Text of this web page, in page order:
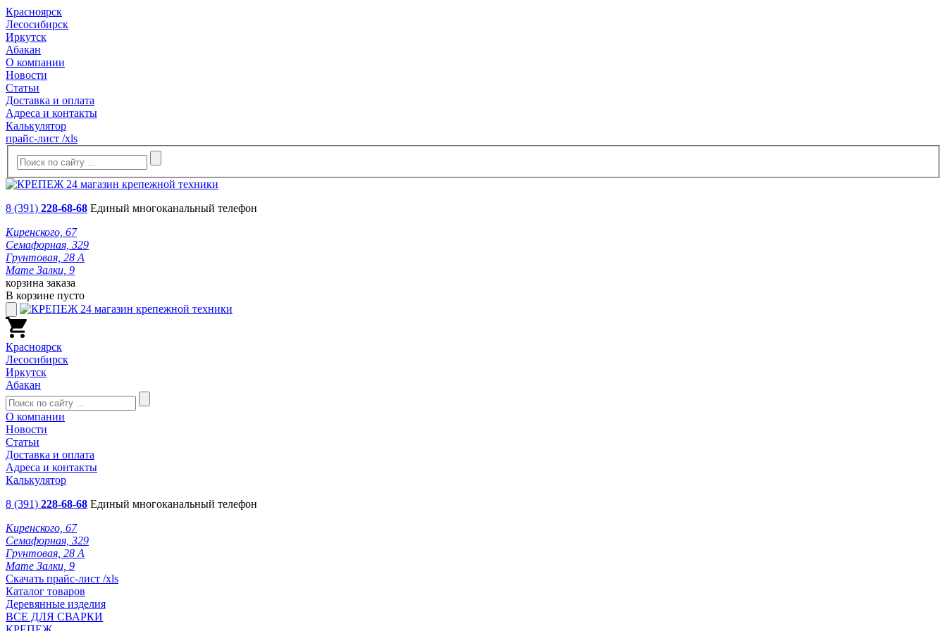
Красноярск
Лесосибирск
Иркутск
Абакан
О компании
Новости
Статьи
Доставка и оплата
Адреса и контакты
Калькулятор
прайс-лист /xls
8 (391) 228-68-68 Единый многоканальный телефон
Киренского, 67
Семафорная, 329
Грунтовая, 28 А
Мате Залки, 9
корзина заказа
В корзине пусто
Красноярск
Лесосибирск
Иркутск
Абакан
О компании
Новости
Статьи
Доставка и оплата
Адреса и контакты
Калькулятор
8 (391) 228-68-68 Единый многоканальный телефон
Киренского, 67
Семафорная, 329
Грунтовая, 28 А
Мате Залки, 9
Скачать прайс-лист /xls
Каталог товаров
Деревянные изделия
ВСЕ ДЛЯ СВАРКИ